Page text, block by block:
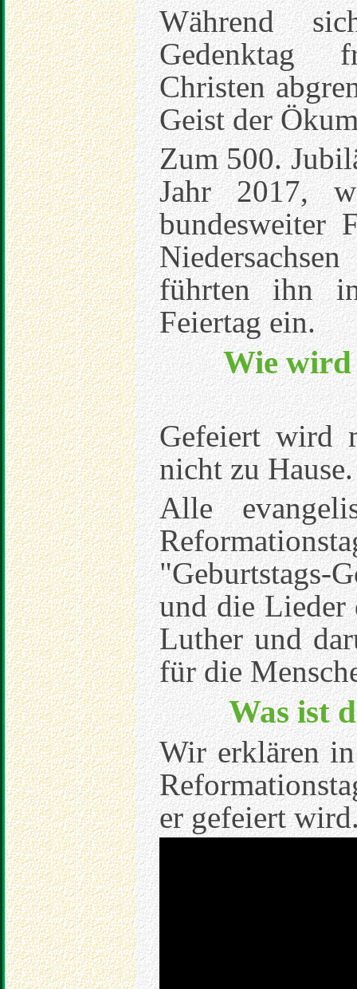
Während
Gedenktag
Christen
Geist der
Zum 500.
Jahr 2017,
bundesweiter
führten ihn
Feiertag ein.
Wie
Gefeiert wird
nicht zu Hause.
Alle
"Geburtstags-
und die Lieder
Luther und
für die
Was ist
Wir erklären
er gefeiert